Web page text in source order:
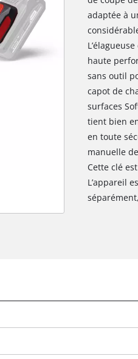
Nous avons besoin
to the list of
adaptée à
haute
sans outil
capot de
surfaces
tient bien
en toute
manuelle
Cette clé
L’appareil